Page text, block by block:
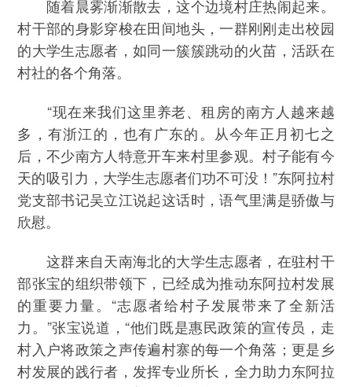
随着晨雾渐渐散去，这个边境村庄热闹起来。
村干部的身影穿梭在田间地头，一群刚刚走出校园
的大学生志愿者，如同一簇簇跳动的火苗，活跃在
村社的各个角落。
“现在来我们这里养老、租房的南方人越来越
多，有浙江的，也有广东的。从今年正月初七之
后，不少南方人特意开车来村里参观。村子能有今
天的吸引力，大学生志愿者们功不可没！”东阿拉村
党支部书记吴立江说起这话时，语气里满是骄傲与
欣慰。
这群来自天南海北的大学生志愿者，在驻村干
部张宝的组织带领下，已经成为推动东阿拉村发展
的重要力量。“志愿者给村子发展带来了全新活
力。”张宝说道，“他们既是惠民政策的宣传员，走
村入户将政策之声传遍村寨的每一个角落；更是乡
村发展的践行者，发挥专业所长，全力助力东阿拉